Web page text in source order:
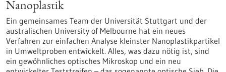
Nanoplastik
Ein gemeinsames Team der Universität Stuttgart und der
australischen University of Melbourne hat ein neues
Verfahren zur einfachen Analyse kleinster Nanoplastikpartikel
in Umweltproben entwickelt. Alles, was dazu nötig ist, sind
ein gewöhnliches optisches Mikroskop und ein neu